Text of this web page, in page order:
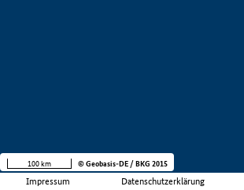
Impressum Datenschutzerklärung
100 km © Geobasis-DE / BKG 2015